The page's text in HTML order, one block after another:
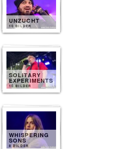
UNZUCHT
10 BILDER
SOLITARY
EXPERIMENTS
10 BILDER
WHISPERING
SONS
8 BILDER